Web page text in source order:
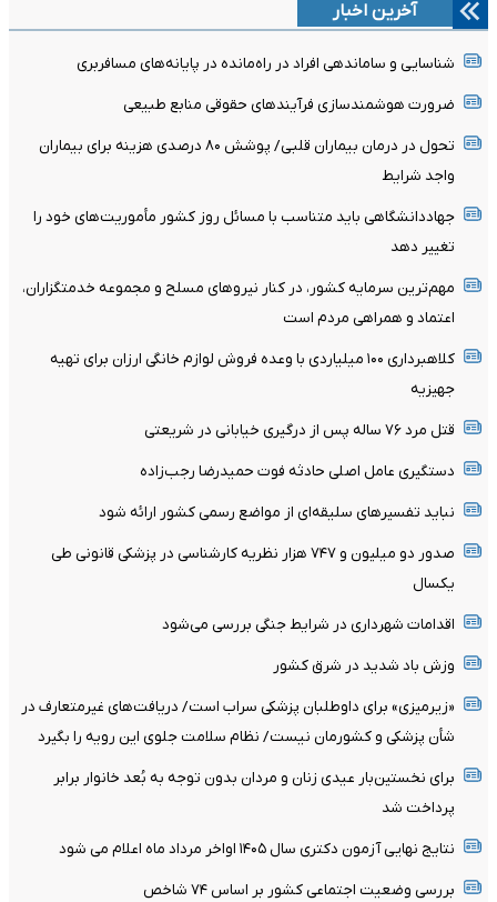
آخرین اخبار
شناسایی و ساماندهی افراد در راه‌مانده در پایانه‌های مسافربری
ضرورت هوشمندسازی فرآیندهای حقوقی منابع طبیعی
تحول در درمان بیماران قلبی/ پوشش ۸۰ درصدی هزینه برای بیماران
واجد شرایط
جهاددانشگاهی باید متناسب با مسائل روز کشور مأموریت‌های خود را
تغییر دهد
مهم‌ترین سرمایه کشور، در کنار نیروهای مسلح و مجموعه خدمتگزاران،
اعتماد و همراهی مردم است
کلاهبرداری ۱۰۰ میلیاردی با وعده فروش لوازم خانگی ارزان برای تهیه
جهیزیه
قتل مرد ۷۶ ساله پس از درگیری خیابانی در شریعتی
دستگیری عامل اصلی حادثه فوت حمیدرضا رجب‌زاده
نباید تفسیرهای سلیقه‌ای از مواضع رسمی کشور ارائه شود
صدور دو میلیون و ۷۴۷ هزار نظریه کارشناسی در پزشکی قانونی طی
یکسال
اقدامات شهرداری در شرایط جنگی بررسی می‌شود
وزش باد شدید در شرق کشور
«زیرمیزی» برای داوطلبان پزشکی سراب است/ دریافت‌های غیرمتعارف در
شأن پزشکی و کشورمان نیست/ نظام سلامت جلوی این رویه را بگیرد
برای نخستین‌بار عیدی زنان و مردان بدون توجه به بُعد خانوار برابر
پرداخت شد
نتایج نهایی آزمون دکتری سال ۱۴۰۵ اواخر مرداد ماه اعلام می شود
بررسی وضعیت اجتماعی کشور بر اساس ۷۴ شاخص